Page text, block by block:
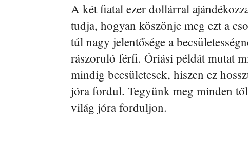
A két fiatal ezer dollárral
tudja, hogyan köszönje meg ezt a
túl nagy jelentősége a
rászoruló férfi. Óriási példát mutat
mindig becsületesek, hiszen ez
jóra fordul. Tegyünk meg minden
világ jóra forduljon.